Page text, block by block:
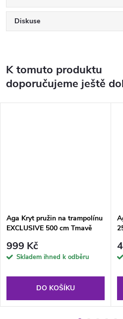
Diskuse
K tomuto produktu
doporučujeme ještě
Aga Kryt pružin na trampolínu
EXCLUSIVE 500 cm Tmavě
999 Kč
Skladem ihned k odběru
DO KOŠÍKU